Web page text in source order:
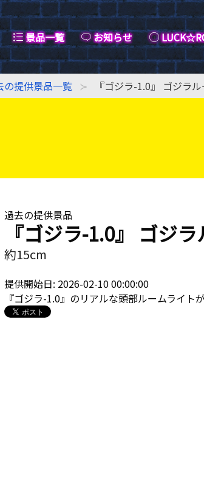
景品一覧 お知らせ
の提供景品一覧 『ゴジラ-1.0』 ゴジラ
過去の提供景品
『ゴジラ-1.0』 ゴジ
約15cm
提供開始日: 2026-02-10 00:00:00
『ゴジラ-1.0』のリアルな頭部ルームライト